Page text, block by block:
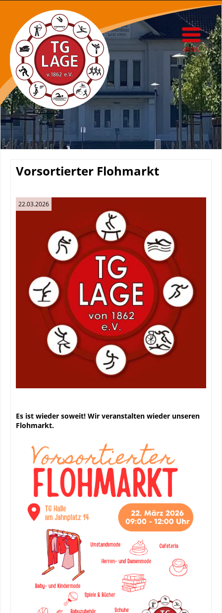
MENÜ
Vorsortierter Flohmarkt
22.03.2026
Es ist wieder soweit! Wir veranstalten wieder unseren
Flohmarkt.